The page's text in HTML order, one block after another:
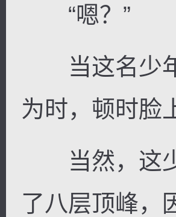
“嗯？”
当这名少年
为时，顿时脸
当然，这少
了八层顶峰，